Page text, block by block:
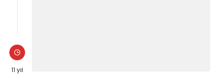
11 yıl